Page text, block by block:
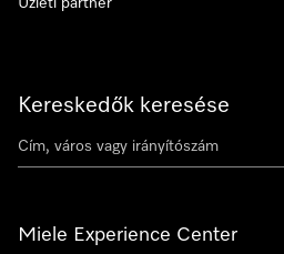
Kereskedők keresése
Miele Experience Center
Üzleti partner